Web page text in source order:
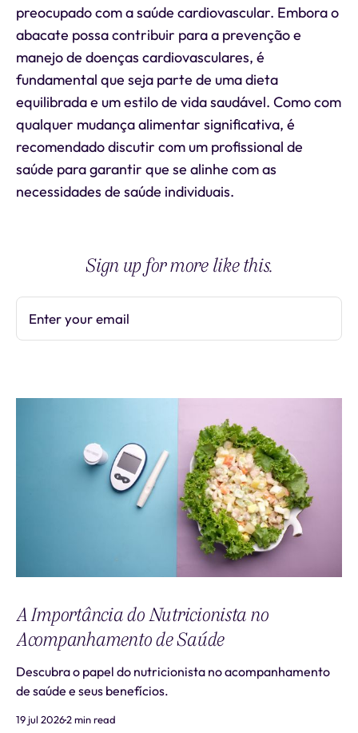
preocupado com a saúde cardiovascular. Embora o
abacate possa contribuir para a prevenção e
manejo de doenças cardiovasculares, é
fundamental que seja parte de uma dieta
equilibrada e um estilo de vida saudável. Como com
qualquer mudança alimentar significativa, é
recomendado discutir com um profissional de
saúde para garantir que se alinhe com as
necessidades de saúde individuais.
Sign up for more like this.
Enter your email
A Importância do Nutricionista no
Acompanhamento de Saúde
Descubra o papel do nutricionista no acompanhamento
de saúde e seus benefícios.
19 jul 20262 min read